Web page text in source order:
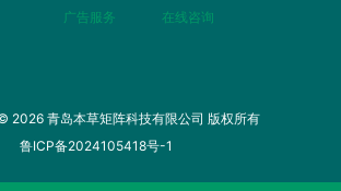
广告服务
在线咨询
2026 青岛本草矩阵科技有限公司 版权所有
鲁ICP备2024105418号-1